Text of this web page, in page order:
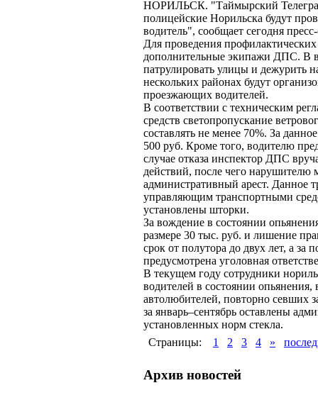
НОРИЛЬСК. "Таймырский
полицейские Норильска будут
водитель", сообщает сегодня
Для проведения
дополнительные экипажи ДПС. В
патрулировать улицы и дежурить
нескольких районах будут
проезжающих водителей.
В соответствии с техническим
средств светопропускание
составлять не менее 70%. За
500 руб. Кроме того, водителю
случае отказа инспектор ДПС
действий, после чего нарушителю
административный арест. Данное
управляющим транспортными
установлены шторки.
За вождение в состоянии
размере 30 тыс. руб. и лишение
срок от полутора до двух лет, а за
предусмотрена уголовная
В текущем году сотрудники
водителей в состоянии
автолюбителей, повторно севших
за январь–сентябрь оставлены
установленных норм стекла.
Страницы:
1 2 3 4 »
Архив новостей